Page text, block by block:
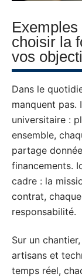
choisir la
vos
Dans le
manquent pas.
universitaire :
ensemble,
partage
financements.
cadre : la
contrat,
responsabilité.
Sur un
artisans et
temps réel,